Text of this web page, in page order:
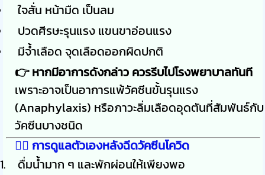
ใจสั่น หน้ามืด เป็นลม
ปวดศีรษะรุนแรง แขนขาอ่อนแรง
มีจ้ำเลือด จุดเลือดออกผิดปกติ
👉 หากมีอาการดังกล่าว ควรรีบไปโรงพยาบาลทันที
เพราะอาจเป็นอาการแพ้วัคซีนขั้นรุนแรง
(Anaphylaxis) หรือภาวะลิ่มเลือดอุดตันที่สัมพันธ์กับ
วัคซีนบางชนิด
🧘‍♀️ การดูแลตัวเองหลังฉีดวัคซีนโควิด
ดื่มน้ำมาก ๆ และพักผ่อนให้เพียงพอ